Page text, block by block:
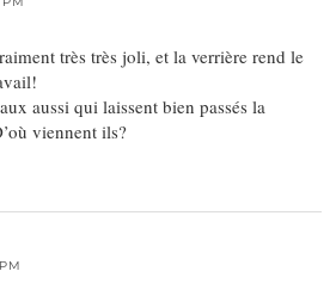
très très joli, et la verrière rend le
aussi qui laissent bien passés la
viennent ils?